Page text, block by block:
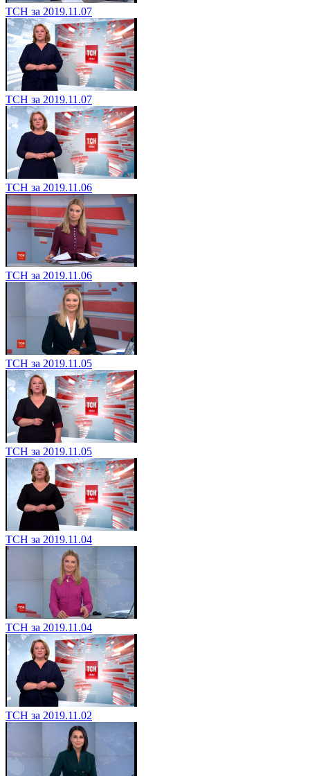
ТСН за 2019.11.07
ТСН за 2019.11.07
ТСН за 2019.11.06
ТСН за 2019.11.06
ТСН за 2019.11.05
ТСН за 2019.11.05
ТСН за 2019.11.04
ТСН за 2019.11.04
ТСН за 2019.11.02